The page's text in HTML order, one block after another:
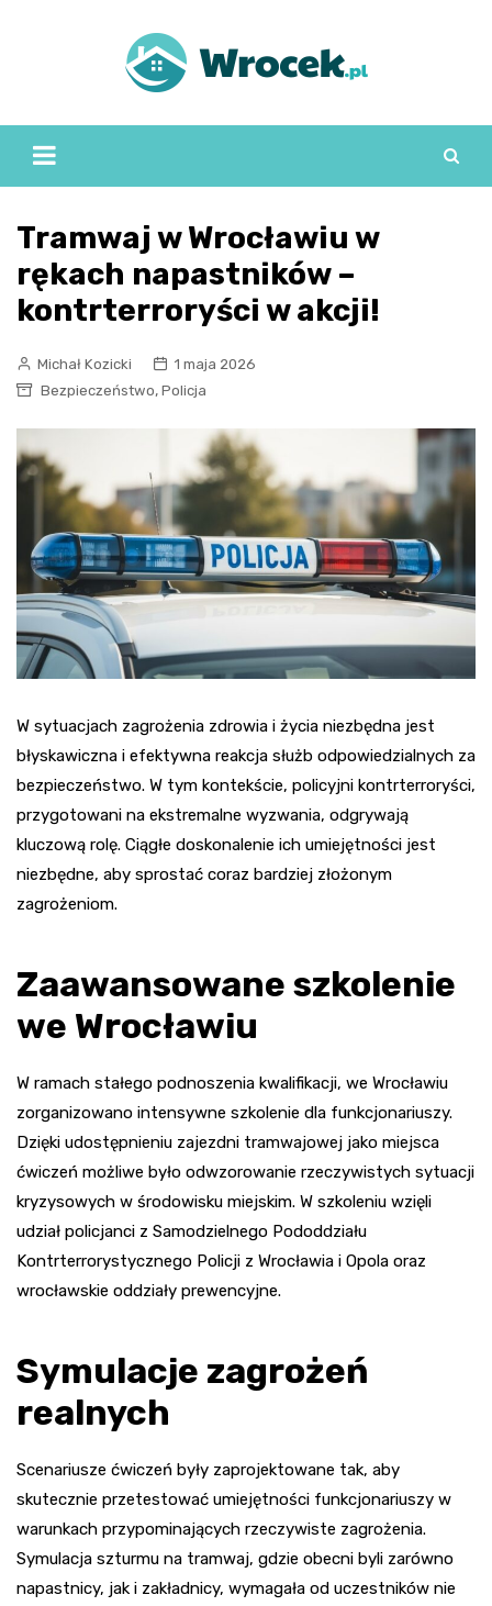
Tramwaj w Wrocławiu w
rękach napastników –
kontrterroryści w akcji!
Michał Kozicki
1 maja 2026
Bezpieczeństwo, Policja
W sytuacjach zagrożenia zdrowia i życia niezbędna jest
błyskawiczna i efektywna reakcja służb odpowiedzialnych za
bezpieczeństwo. W tym kontekście, policyjni kontrterroryści,
przygotowani na ekstremalne wyzwania, odgrywają
kluczową rolę. Ciągłe doskonalenie ich umiejętności jest
niezbędne, aby sprostać coraz bardziej złożonym
zagrożeniom.
Zaawansowane szkolenie
we Wrocławiu
W ramach stałego podnoszenia kwalifikacji, we Wrocławiu
zorganizowano intensywne szkolenie dla funkcjonariuszy.
Dzięki udostępnieniu zajezdni tramwajowej jako miejsca
ćwiczeń możliwe było odwzorowanie rzeczywistych sytuacji
kryzysowych w środowisku miejskim. W szkoleniu wzięli
udział policjanci z Samodzielnego Pododdziału
Kontrterrorystycznego Policji z Wrocławia i Opola oraz
wrocławskie oddziały prewencyjne.
Symulacje zagrożeń
realnych
Scenariusze ćwiczeń były zaprojektowane tak, aby
skutecznie przetestować umiejętności funkcjonariuszy w
warunkach przypominających rzeczywiste zagrożenia.
Symulacja szturmu na tramwaj, gdzie obecni byli zarówno
napastnicy, jak i zakładnicy, wymagała od uczestników nie